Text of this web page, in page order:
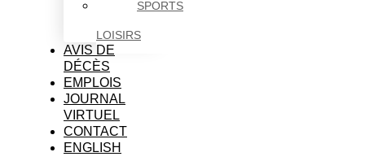
SPORTS
LOISIRS
AVIS DE
DÉCÈS
EMPLOIS
JOURNAL
VIRTUEL
CONTACT
ENGLISH